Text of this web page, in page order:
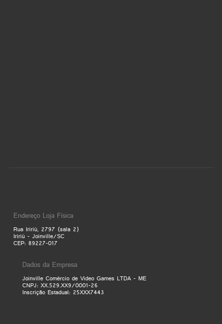
Endereço Loja Física
Rua Iririú, 2797 (sala 2)
Iririú - Joinville/SC
CEP: 89227-017
Dados da Empresa
Joinville Comércio de Video Games LTDA - ME
CNPJ: XX.529.XX9/0001-26
Inscrição Estadual: 25XXX7443